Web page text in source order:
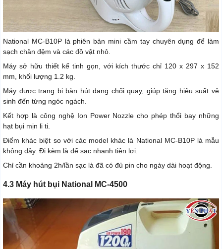
National MC-B10P là phiên bản mini cầm tay chuyên dụng để làm
sạch chăn đệm và các đồ vật nhỏ.
Máy sở hữu thiết kế tinh gọn, với kích thước chỉ 120 x 297 x 152
mm, khối lượng 1.2 kg.
Máy được trang bị bàn hút dạng chổi quay, giúp tăng hiệu suất vệ
sinh đến từng ngóc ngách.
Kết hợp là công nghệ Ion Power Nozzle cho phép thổi bay những
hạt bụi mịn li ti.
Điểm khác biệt so với các model khác là National MC-B10P là mẫu
không dây. Đi kèm là đế sạc nhanh tiện lợi.
Chỉ cần khoảng 2h/lần sạc là đã có đủ pin cho ngày dài hoạt động.
4.3 Máy hút bụi National MC-4500